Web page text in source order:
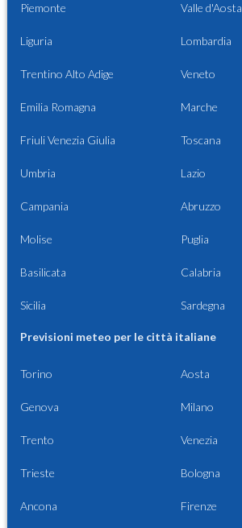
Piemonte Valle d'Aosta
Liguria Lombardia
Trentino Alto Adige Veneto
Emilia Romagna Marche
Friuli Venezia Giulia Toscana
Umbria Lazio
Campania Abruzzo
Molise Puglia
Basilicata Calabria
Sicilia Sardegna
Previsioni meteo per le città italiane
Torino Aosta
Genova Milano
Trento Venezia
Trieste Bologna
Ancona Firenze